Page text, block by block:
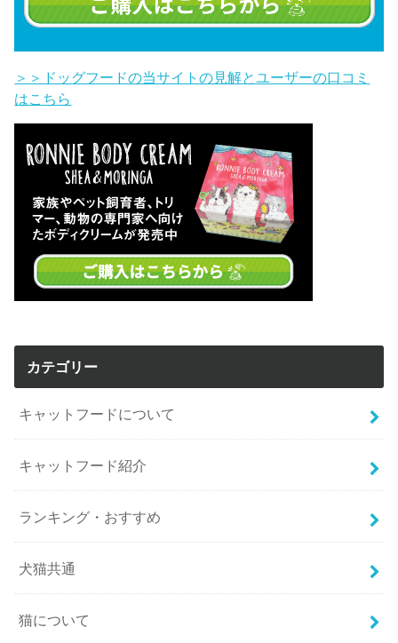
＞＞ドッグフードの当サイトの見解とユーザーの口コミ
はこちら
カテゴリー
キャットフードについて
キャットフード紹介
ランキング・おすすめ
犬猫共通
猫について